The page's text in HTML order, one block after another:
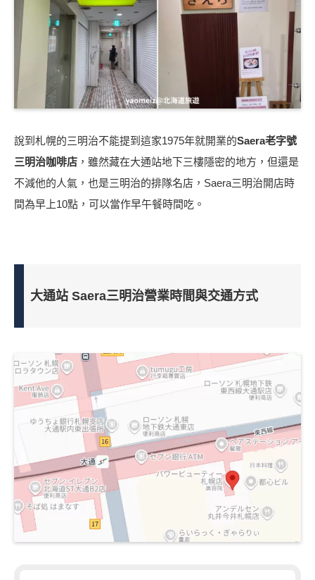
說到札幌的三明治不能提到這家1975年就開業的Saera老字號
三明治咖啡店 ，雖然藏在大通站地下三樓隱密的地方，但還是
不減他的人氣，也是三明治的排隊名店，Saera三明治開店時
間為早上10點，可以當作早午餐時間吃。
大通站 Saera三明治營業時間與交通方式